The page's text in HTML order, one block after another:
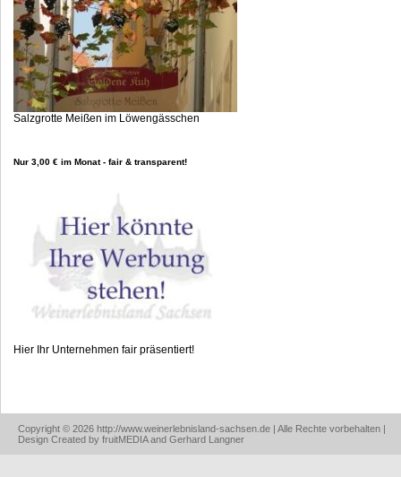
Salzgrotte Meißen im Löwengässchen
Nur 3,00 € im Monat - fair & transparent!
Hier Ihr Unternehmen fair präsentiert!
Copyright © 2026 http://www.weinerlebnisland-sachsen.de | Alle Rechte vorbehalten |
Design Created by fruitMEDIA and Gerhard Langner